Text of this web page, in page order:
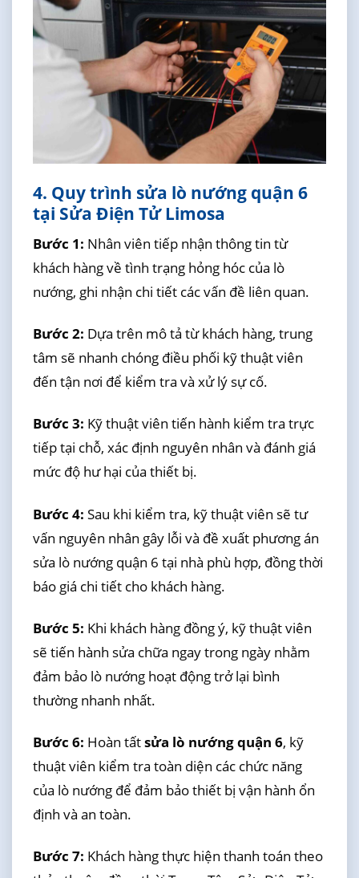
4. Quy trình sửa lò nướng quận 6
tại Sửa Điện Tử Limosa
Bước 1: Nhân viên tiếp nhận thông tin từ
khách hàng về tình trạng hỏng hóc của lò
nướng, ghi nhận chi tiết các vấn đề liên quan.
Bước 2: Dựa trên mô tả từ khách hàng, trung
tâm sẽ nhanh chóng điều phối kỹ thuật viên
đến tận nơi để kiểm tra và xử lý sự cố.
Bước 3: Kỹ thuật viên tiến hành kiểm tra trực
tiếp tại chỗ, xác định nguyên nhân và đánh giá
mức độ hư hại của thiết bị.
Bước 4: Sau khi kiểm tra, kỹ thuật viên sẽ tư
vấn nguyên nhân gây lỗi và đề xuất phương án
sửa lò nướng quận 6 tại nhà phù hợp, đồng thời
báo giá chi tiết cho khách hàng.
Bước 5: Khi khách hàng đồng ý, kỹ thuật viên
sẽ tiến hành sửa chữa ngay trong ngày nhằm
đảm bảo lò nướng hoạt động trở lại bình
thường nhanh nhất.
Bước 6: Hoàn tấtsửa lò nướng quận 6, kỹ
thuật viên kiểm tra toàn diện các chức năng
của lò nướng để đảm bảo thiết bị vận hành ổn
định và an toàn.
Bước 7: Khách hàng thực hiện thanh toán theo